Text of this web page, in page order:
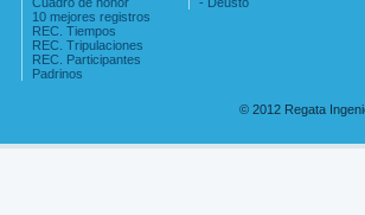
10 mejores registros
REC. Tiempos
REC. Tripulaciones
REC. Participantes
Padrinos
© 2012 Regata